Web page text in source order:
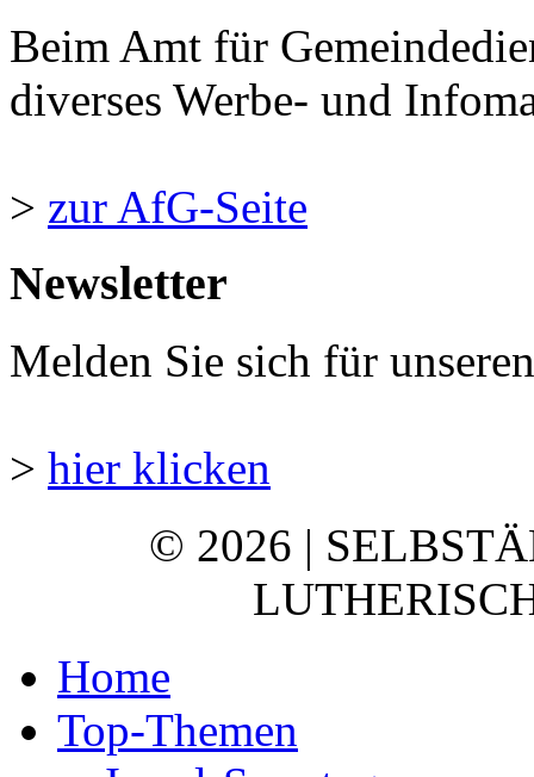
Beim Amt für
diverses Werbe- und
> zur AfG-Seite
Newsletter
Melden Sie sich für
> hier klicken
© 2026 |
Home
Top-Themen